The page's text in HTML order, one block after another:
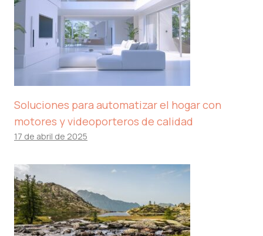
Soluciones para automatizar el hogar con
motores y videoporteros de calidad
17 de abril de 2025